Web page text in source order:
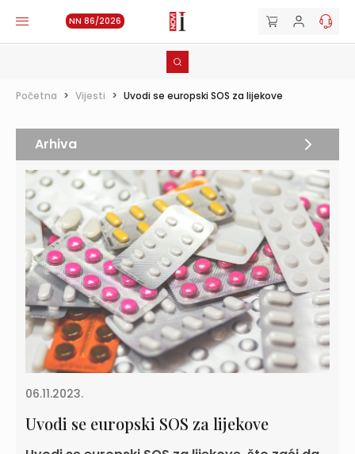
NN 86/2026
Početna > Vijesti > Uvodi se europski SOS za lijekove
06.11.2023.
Uvodi se europski SOS za lijekove
Arhiva